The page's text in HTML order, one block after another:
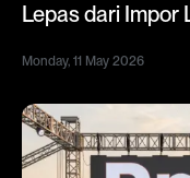
Lepas dari Impor
Monday, 11 May 2026